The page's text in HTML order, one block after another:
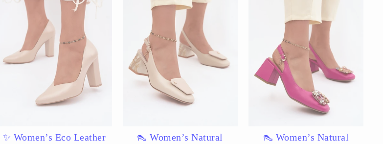
✨ Women’s Eco Leather
👠 Women’s Natural
👠 Women’s Natural